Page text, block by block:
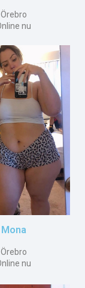
Örebro
nu
Mona
Örebro
nu